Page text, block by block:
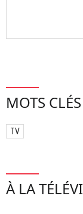
MOTS CLÉS
TV
À LA